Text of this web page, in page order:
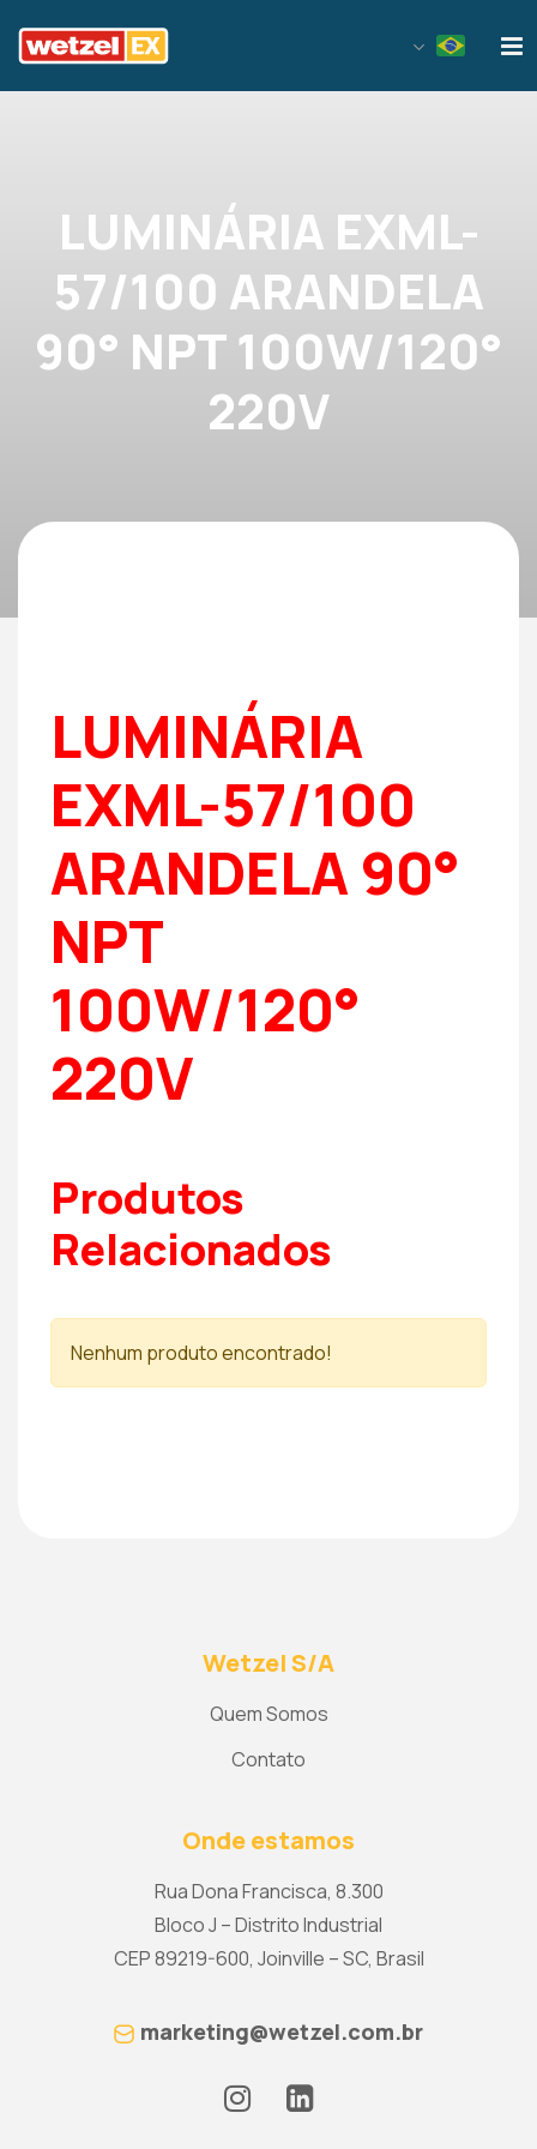
LUMINÁRIA EXML-
57/100 ARANDELA
90° NPT 100W/120°
220V
LUMINÁRIA
EXML-57/100
ARANDELA 90°
NPT
100W/120°
220V
Produtos
Relacionados
Nenhum produto encontrado!
Wetzel S/A
Quem Somos
Contato
Onde estamos
Rua Dona Francisca, 8.300
Bloco J – Distrito Industrial
CEP 89219-600, Joinville – SC, Brasil
marketing@wetzel.com.br